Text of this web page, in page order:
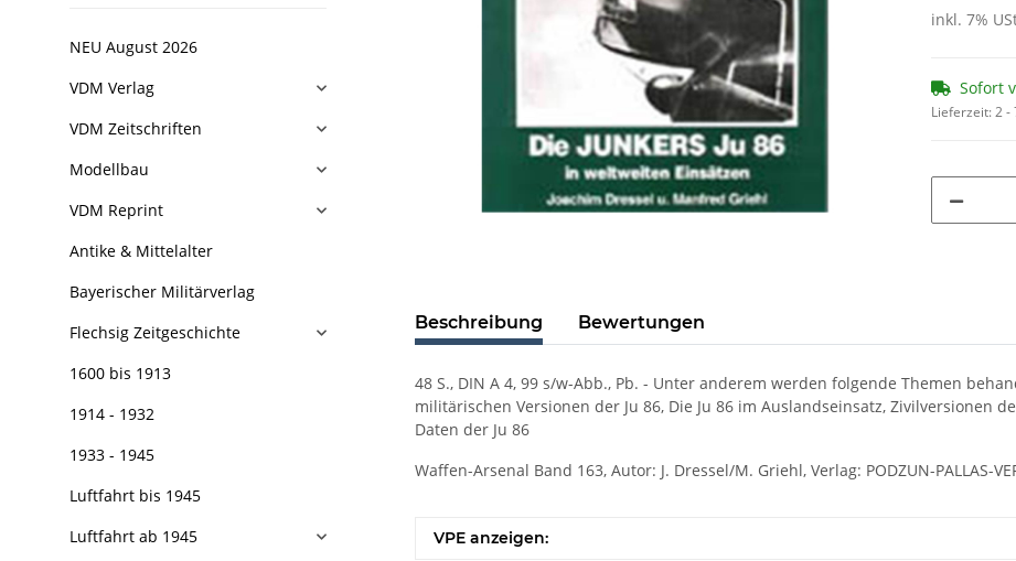
inkl. 7%
Sofort
Lieferzeit:2 -
Beschreibung Bewertungen
48 S., DIN A 4, 99 s/w-Abb., Pb. - Unter anderem werden folgende Themen
militärischen Versionen der Ju 86, Die Ju 86 im Auslandseinsatz, Zivilversionen
Daten der Ju 86
Waffen-Arsenal Band 163, Autor: J. Dressel/M. Griehl, Verlag: PODZUN-PALLAS-
VPE anzeigen:
NEU August 2026
VDM Verlag
VDM Zeitschriften
Modellbau
VDM Reprint
Antike & Mittelalter
Bayerischer Militärverlag
Flechsig Zeitgeschichte
1600 bis 1913
1914 - 1932
1933 - 1945
Luftfahrt bis 1945
Luftfahrt ab 1945